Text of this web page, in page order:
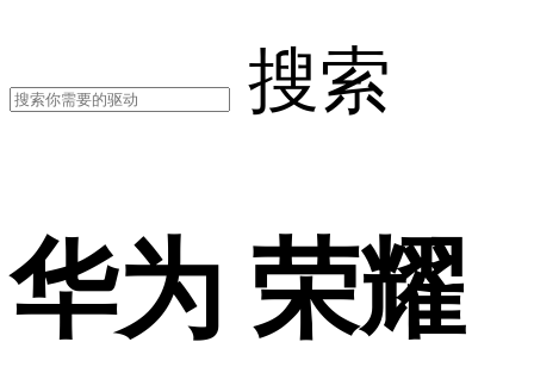
搜索
华为 荣耀